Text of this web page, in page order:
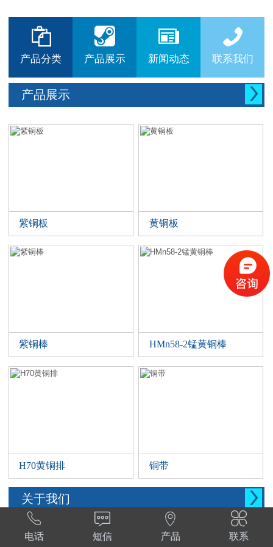



产品分类

产品展示

新闻动态

联系我们
产品展示 
紫铜板 黄铜板
紫铜棒 HMn58-2锰黄铜棒
H70黄铜排 铜带
关于我们 
西安晨腾物资有限公司 常年销售铜管，铜棒。
铜棒，铜排等。材质:T1,T2,T3,TP2,Tu1,TU2,

电话

短信

产品

联系